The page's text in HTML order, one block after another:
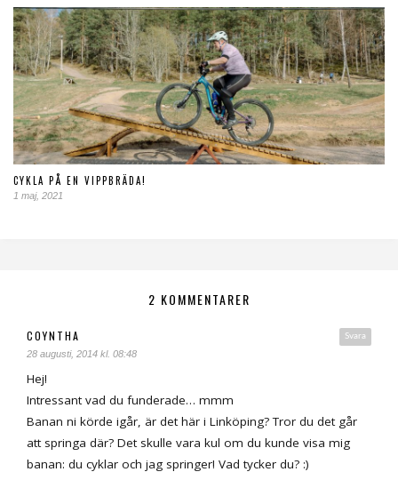
CYKLA PÅ EN VIPPBRÄDA!
1 maj, 2021
2 KOMMENTARER
Svara
COYNTHA
28 augusti, 2014 kl. 08:48
Hej!
Intressant vad du funderade… mmm
Banan ni körde igår, är det här i Linköping? Tror du det går
att springa där? Det skulle vara kul om du kunde visa mig
banan: du cyklar och jag springer! Vad tycker du? :)